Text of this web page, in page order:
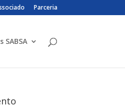
Parceria
SABSA